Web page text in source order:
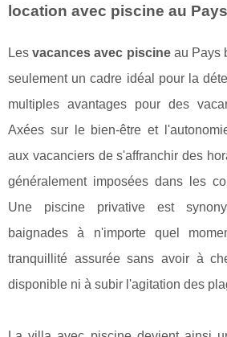
location avec piscine au
Lesvacances avec piscineau Pays
seulement un cadre idéal pour la
multiples avantages pour des
Axées sur le bien-être et
aux vacanciers de s'affranchir des
généralement imposées dans les
Une piscine privative est
baignades à n'importe quel
tranquillité assurée sans avoir à
disponible ni à subir l'agitation des